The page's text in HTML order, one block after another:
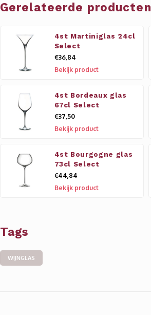
Gerelateerde producten
4st Martiniglas 24cl
Select
€36,84
Bekijk product
4st Bordeaux glas
67cl Select
€37,50
Bekijk product
4st Bourgogne glas
73cl Select
€44,84
Bekijk product
Tags
WIJNGLAS